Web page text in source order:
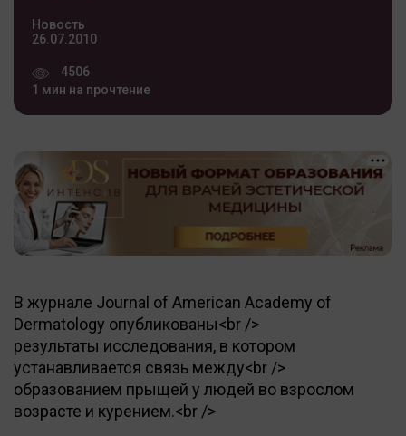
Новость
26.07.2010
4506
1 мин на прочтение
В журнале Journal of American Academy of
Dermatology опубликованы<br />
результаты исследования, в котором
устанавливается связь между<br />
образованием прыщей у людей во взрослом
возрасте и курением.<br />